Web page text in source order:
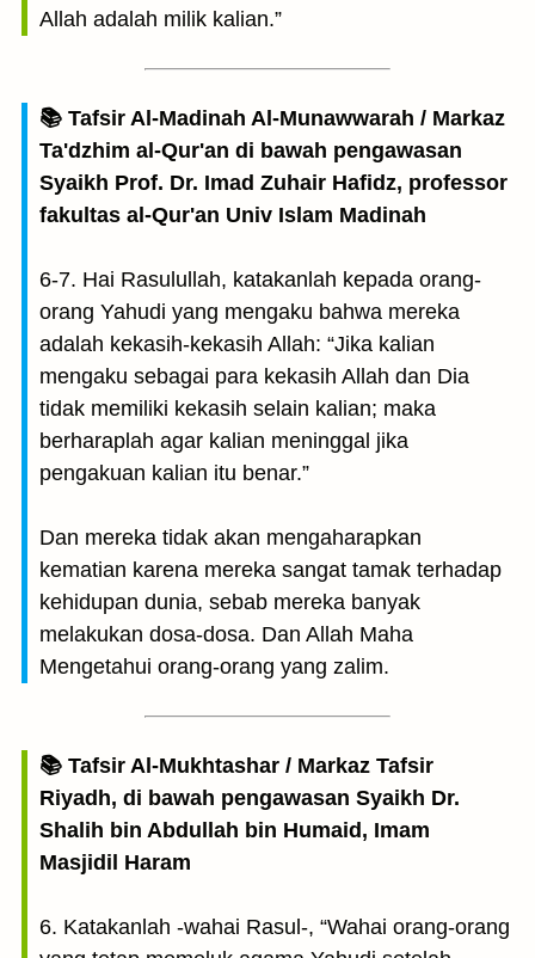
Allah adalah milik kalian.”
📚 Tafsir Al-Madinah Al-Munawwarah / Markaz
Ta'dzhim al-Qur'an di bawah pengawasan
Syaikh Prof. Dr. Imad Zuhair Hafidz, professor
fakultas al-Qur'an Univ Islam Madinah
6-7. Hai Rasulullah, katakanlah kepada orang-
orang Yahudi yang mengaku bahwa mereka
adalah kekasih-kekasih Allah: “Jika kalian
mengaku sebagai para kekasih Allah dan Dia
tidak memiliki kekasih selain kalian; maka
berharaplah agar kalian meninggal jika
pengakuan kalian itu benar.”
Dan mereka tidak akan mengaharapkan
kematian karena mereka sangat tamak terhadap
kehidupan dunia, sebab mereka banyak
melakukan dosa-dosa. Dan Allah Maha
Mengetahui orang-orang yang zalim.
📚 Tafsir Al-Mukhtashar / Markaz Tafsir
Riyadh, di bawah pengawasan Syaikh Dr.
Shalih bin Abdullah bin Humaid, Imam
Masjidil Haram
6. Katakanlah -wahai Rasul-, “Wahai orang-orang